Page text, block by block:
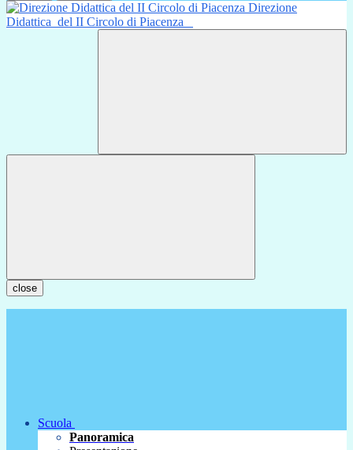
Direzione
Didattica del II Circolo di Piacenza
close
Scuola
Panoramica